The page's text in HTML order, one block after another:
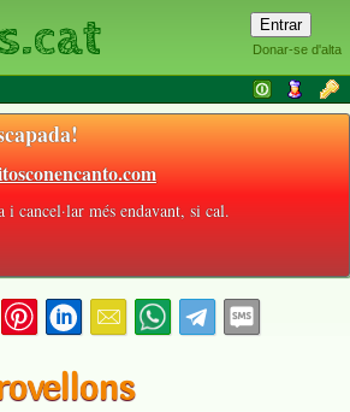
Donar-se d'alta
i cancel·lar més endavant, si cal.